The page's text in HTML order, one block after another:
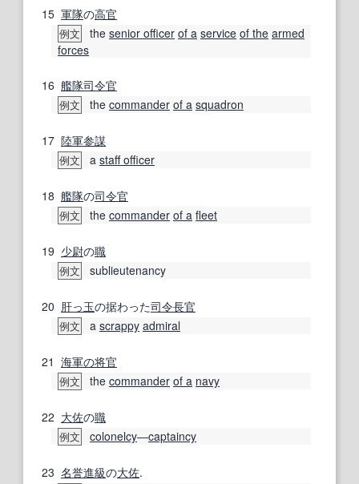
15 軍隊の高官
例文 the senior officer of a service of the armed
forces
16 艦隊司令官
例文 the commander of a squadron
17 陸軍参謀
例文 a staff officer
18 艦隊の司令官
例文 the commander of a fleet
19 少尉の職
例文 sublieutenancy
20 肝っ玉の据わった司令長官
例文 a scrappy admiral
21 海軍の将官
例文 the commander of a navy
22 大佐の職
例文 colonelcy―captaincy
23 名誉進級の大佐.